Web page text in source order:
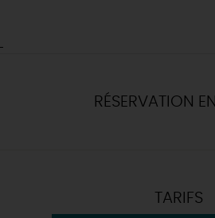
RÉSERVATION
TARIFS